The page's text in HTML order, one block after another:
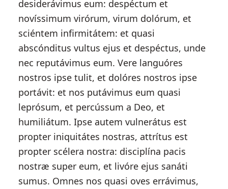
desiderávimus eum: despéctum et
novíssimum virórum, virum dolórum, et
sciéntem infirmitátem: et quasi
abscónditus vultus ejus et despéctus, unde
nec reputávimus eum. Vere languóres
nostros ipse tulit, et dolóres nostros ipse
portávit: et nos putávimus eum quasi
leprósum, et percússum a Deo, et
humiliátum. Ipse autem vulnerátus est
propter iniquitátes nostras, attrítus est
propter scélera nostra: disciplína pacis
nostræ super eum, et livóre ejus sanáti
sumus. Omnes nos quasi oves errávimus,